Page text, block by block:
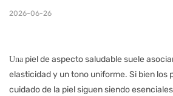
2026-06-26
Una piel de aspecto saludable suele
elasticidad y un tono uniforme. Si bien los
cuidado de la piel siguen siendo